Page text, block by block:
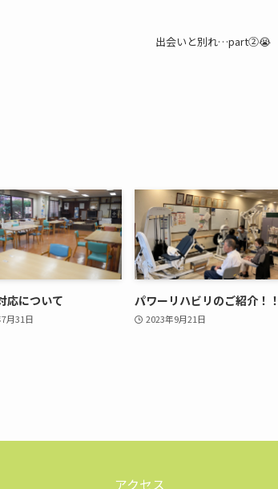
出会いと別れ…part②😭
応について
月31日
パワーリハビリのご紹介！
2023年9月21日
アクセス